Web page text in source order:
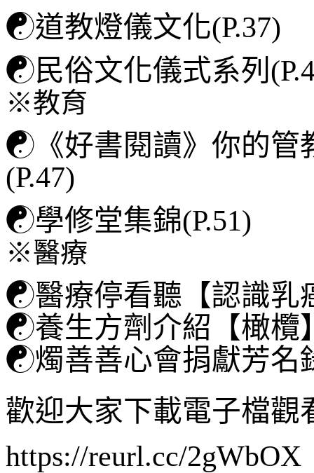
☯道教燈儀文化(P.37)
☯民俗文化儀式系列
※教育
☯ 《好書閱讀》你的
(P.47)
☯學修堂集錦(P.51)
※醫療
☯醫療停看聽【認識乳
☯養生方劑介紹【橄欖
☯燭善善心會捐獻芳名
歡迎大家下載電子檔觀
https://reurl.cc/2gWbOX